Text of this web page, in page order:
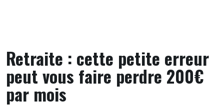
Retraite : cette petite erreur
peut vous faire perdre 200€
par mois